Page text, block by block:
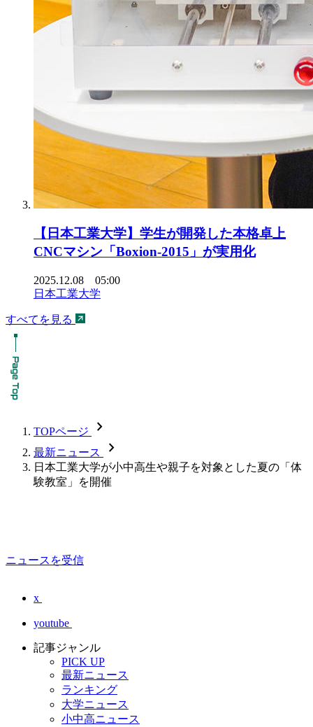
【日本工業大学】学生が開発した本格卓上
CNCマシン「Boxion-2015」が実用化
2025.12.08 05:00
日本工業大学
すべてを見る
TOPページ chevron_forward
最新ニュース chevron_forward
日本工業大学が小中高生や親子を対象とした夏の「体
験教室」を開催
ニュースを受信
x
youtube
記事ジャンル
PICK UP
最新ニュース
ランキング
大学ニュース
小中高ニュース